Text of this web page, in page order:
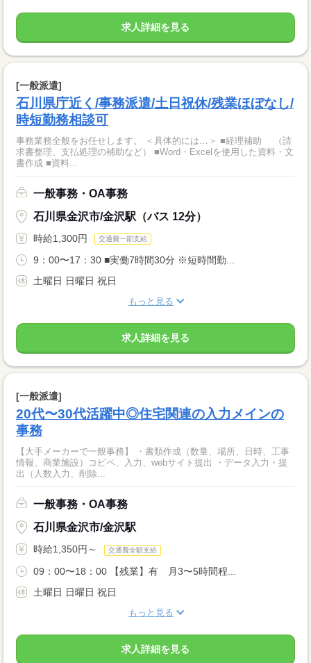
求人詳細を見る
[一般派遣]
石川県庁近く/事務派遣/土日祝休/残業ほぼなし/
時短勤務相談可
事務業務全般をお任せします。 ＜具体的には…＞ ■経理補助 （請
求書整理、支払処理の補助など） ■Word・Excelを使用した資料・文
書作成 ■資料...
一般事務・OA事務
石川県金沢市/金沢駅（バス 12分）
時給1,300円 交通費一部支給
9：00〜17：30 ■実働7時間30分 ※短時間勤...
土曜日 日曜日 祝日
もっと見る
求人詳細を見る
[一般派遣]
20代〜30代活躍中◎住宅関連の入力メインの
事務
【大手メーカーで一般事務】 ・書類作成（数量、場所、日時、工事
情報、商業施設）コピペ、入力、webサイト提出 ・データ入力・提
出（人数入力、削除...
一般事務・OA事務
石川県金沢市/金沢駅
時給1,350円～ 交通費全額支給
09：00〜18：00 【残業】有 月3〜5時間程...
土曜日 日曜日 祝日
もっと見る
求人詳細を見る